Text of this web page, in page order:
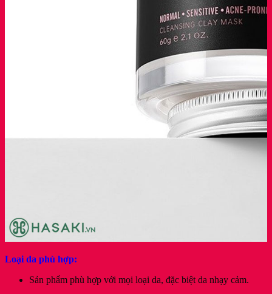
Loại da phù hợp:
Sản phẩm phù hợp với mọi loại da, đặc biệt da nhạy cảm.